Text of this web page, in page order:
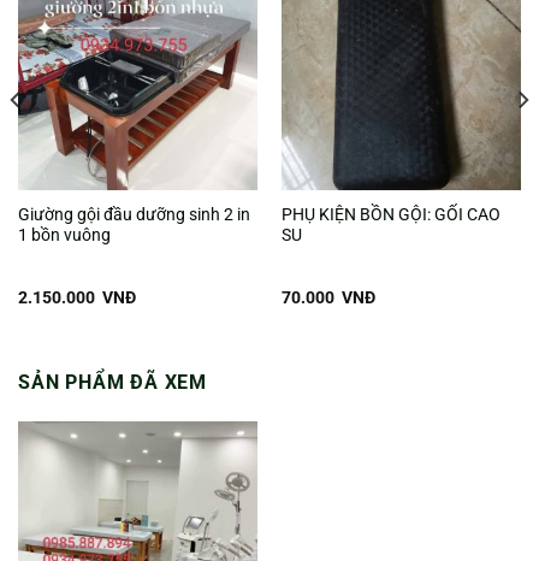
Giường gội đầu dưỡng sinh 2 in
1 bồn vuông
2.150.000 VNĐ
PHỤ KIỆN BỒN GỘI: GỐI CAO
SU
70.000 VNĐ
SẢN PHẨM ĐÃ XEM